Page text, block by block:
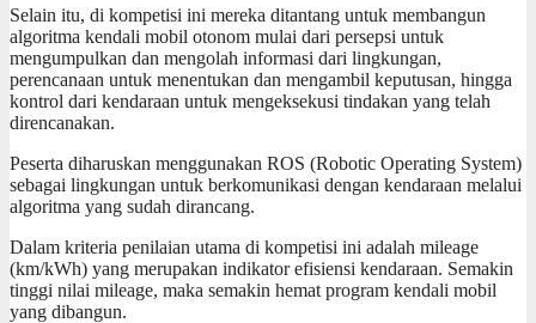
Selain itu, di kompetisi ini mereka ditantang untuk membangun
algoritma kendali mobil otonom mulai dari persepsi untuk
mengumpulkan dan mengolah informasi dari lingkungan,
perencanaan untuk menentukan dan mengambil keputusan, hingga
kontrol dari kendaraan untuk mengeksekusi tindakan yang telah
direncanakan.
Peserta diharuskan menggunakan ROS (Robotic Operating System)
sebagai lingkungan untuk berkomunikasi dengan kendaraan melalui
algoritma yang sudah dirancang.
Dalam kriteria penilaian utama di kompetisi ini adalah mileage
(km/kWh) yang merupakan indikator efisiensi kendaraan. Semakin
tinggi nilai mileage, maka semakin hemat program kendali mobil
yang dibangun.